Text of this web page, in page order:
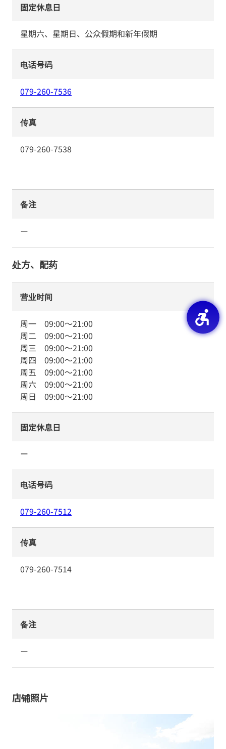
固定休息日
星期六、星期日、公众假期和新年假期
电话号码
079-260-7536
传真
079-260-7538
备注
ー
处方、配药
营业时间
周一 09:00～21:00
周二 09:00～21:00
周三 09:00～21:00
周四 09:00～21:00
周五 09:00～21:00
周六 09:00～21:00
周日 09:00～21:00
固定休息日
ー
电话号码
079-260-7512
传真
079-260-7514
备注
ー
店铺照片